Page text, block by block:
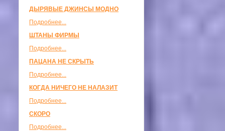
ДЫРЯВЫЕ ДЖИНСЫ МОДНО
Подробнее...
ШТАНЫ ФИРМЫ
Подробнее...
ПАЦАНА НЕ СКРЫТЬ
Подробнее...
КОГДА НИЧЕГО НЕ НАЛАЗИТ
Подробнее...
СКОРО
Подробнее...